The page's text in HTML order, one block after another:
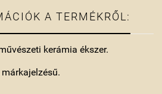
A TERMÉKRŐL:
kerámia ékszer.